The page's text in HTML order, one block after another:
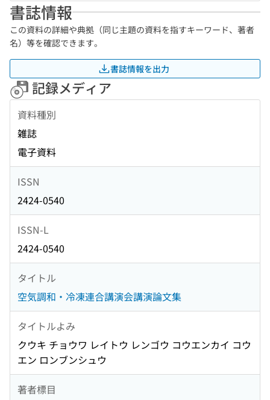
書誌情報
この資料の詳細や典拠（同じ主題の資料を指すキーワード、著者
名）等を確認できます。
書誌情報を出力
記録メディア
資料種別
雑誌
電子資料
ISSN
2424-0540
ISSN-L
2424-0540
タイトル
空気調和・冷凍連合講演会講演論文集
タイトルよみ
クウキ チョウワ レイトウ レンゴウ コウエンカイ コウ
エン ロンブンシュウ
著者標目